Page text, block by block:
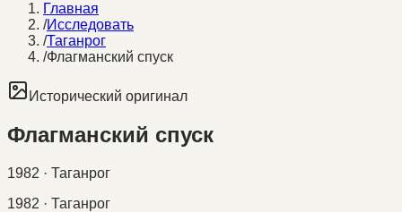
Главная
/Исследовать
/Таганрог
/Флагманский спуск
Исторический оригинал
Флагманский спуск
1982 · Таганрог
1982 · Таганрог